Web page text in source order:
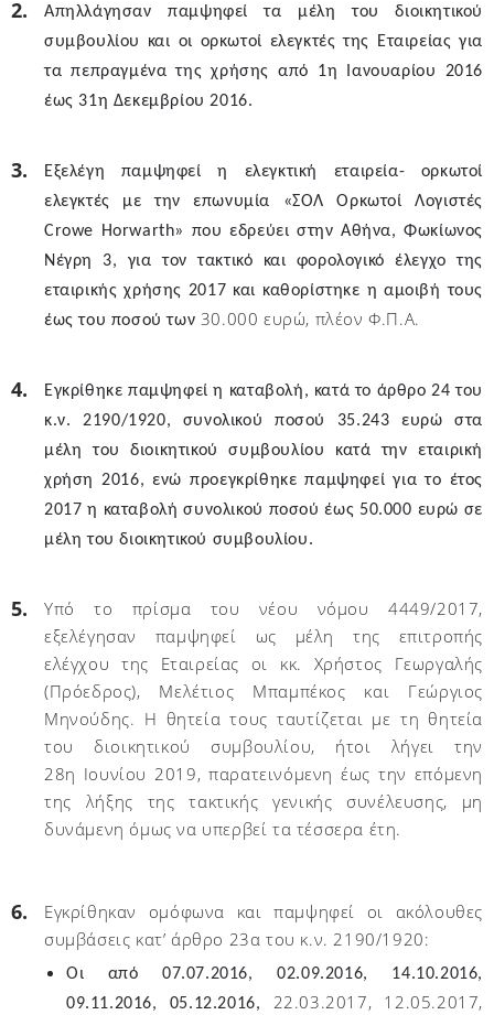
Απηλλάγησαν παμψηφεί τα μέλη του διοικητικού
συμβουλίου και οι ορκωτοί ελεγκτές της Εταιρείας για
τα πεπραγμένα της χρήσης από 1η Ιανουαρίου 2016
έως 31η Δεκεμβρίου 2016.
Εξελέγη παμψηφεί η ελεγκτική εταιρεία- ορκωτοί
ελεγκτές με την επωνυμία «ΣΟΛ Ορκωτοί Λογιστές
Crowe Horwarth» που εδρεύει στην Αθήνα, Φωκίωνος
Νέγρη 3, για τον τακτικό και φορολογικό έλεγχο της
εταιρικής χρήσης 2017 και καθορίστηκε η αμοιβή τους
έως του ποσού των 30.000 ευρώ, πλέον Φ.Π.Α.
Εγκρίθηκε παμψηφεί η καταβολή, κατά το άρθρο 24 του
κ.ν. 2190/1920, συνολικού ποσού 35.243 ευρώ στα
μέλη του διοικητικού συμβουλίου κατά την εταιρική
χρήση 2016, ενώ προεγκρίθηκε παμψηφεί για το έτος
2017 η καταβολή συνολικού ποσού έως 50.000 ευρώ σε
μέλη του διοικητικού συμβουλίου.
Υπό το πρίσμα του νέου νόμου 4449/2017,
εξελέγησαν παμψηφεί ως μέλη της επιτροπής
ελέγχου της Εταιρείας οι κκ. Χρήστος Γεωργαλής
(Πρόεδρος), Μελέτιος Μπαμπέκος και Γεώργιoς
Μηνούδης. Η θητεία τους ταυτίζεται με τη θητεία
του διοικητικού συμβουλίου, ήτοι λήγει την
28η Ιουνίου 2019, παρατεινόμενη έως την επόμενη
της λήξης της τακτικής γενικής συνέλευσης, μη
δυνάμενη όμως να υπερβεί τα τέσσερα έτη.
Εγκρίθηκαν ομόφωνα και παμψηφεί οι ακόλουθες
συμβάσεις κατ’ άρθρο 23α του κ.ν. 2190/1920:
Oι από 07.07.2016, 02.09.2016, 14.10.2016,
09.11.2016, 05.12.2016, 22.03.2017, 12.05.2017,